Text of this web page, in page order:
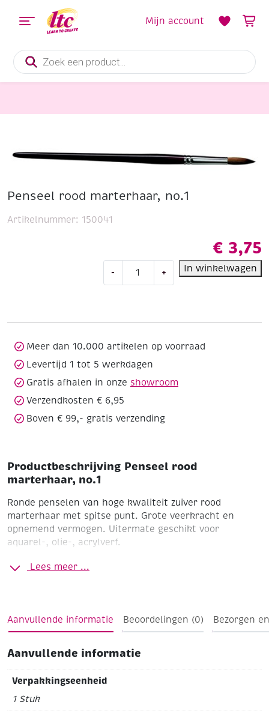
Producten
zoeken
Mijn account
Penseel rood marterhaar, no.1
€ 3,75
- + In winkelwagen
Artikelnummer: 150041
Meer dan 10.000 artikelen op voorraad
Levertijd 1 tot 5 werkdagen
Gratis afhalen in onze showroom
Verzendkosten € 6,95
Boven € 99,- gratis verzending
Productbeschrijving Penseel rood
marterhaar, no.1
Ronde penselen van hoge kwaliteit zuiver rood
marterhaar met spitse punt. Grote veerkracht en
opnemend vermogen. Uitermate geschikt voor
aquarel-, olie-, acrylverf.
Gelakte houten steel
Lees meer ...
Aanvullende informatie Beoordelingen (0) Bezorgen
Aanvullende informatie
Verpakkingseenheid
1 Stuk